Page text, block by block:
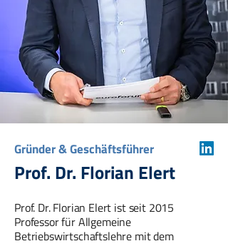
Gründer & Geschäftsführer
Prof. Dr. Florian Elert
Prof. Dr. Florian Elert ist seit 2015
Professor für Allgemeine
Betriebswirtschaftslehre mit dem